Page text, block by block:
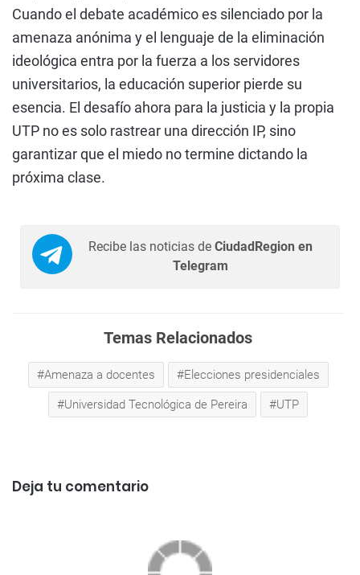
Cuando el debate académico es silenciado por la
amenaza anónima y el lenguaje de la eliminación
ideológica entra por la fuerza a los servidores
universitarios, la educación superior pierde su
esencia. El desafío ahora para la justicia y la propia
UTP no es solo rastrear una dirección IP, sino
garantizar que el miedo no termine dictando la
próxima clase.
Recibe las noticias de CiudadRegion en
Telegram
Temas Relacionados
Amenaza a docentes Elecciones presidenciales
Universidad Tecnológica de Pereira UTP
Deja tu comentario